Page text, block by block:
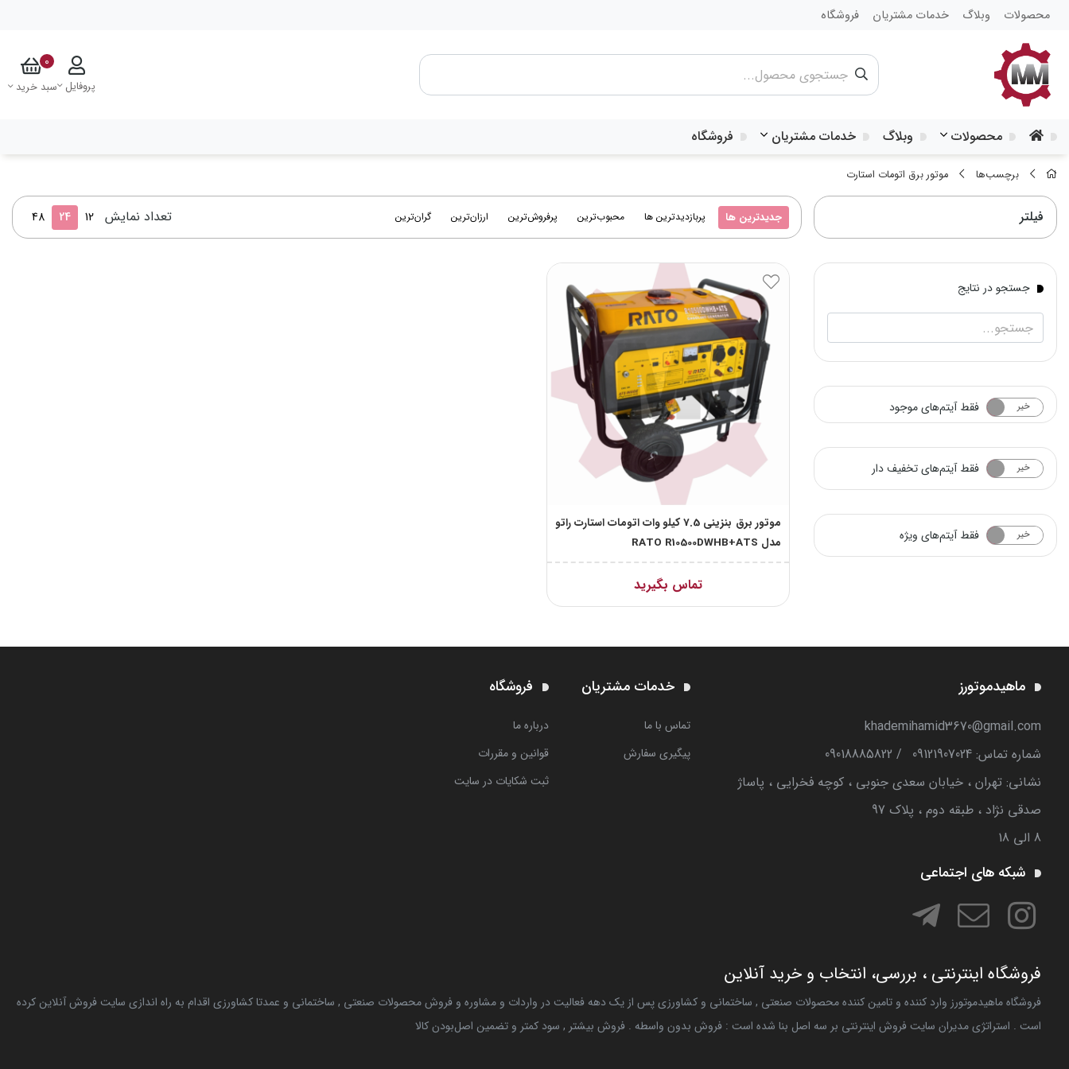
محصولات وبلاگ خدمات مشتریان فروشگاه
پروفایل سبد خرید
0
محصولات وبلاگ خدمات مشتریان فروشگاه
برچسب‌ها موتور برق اتومات استارت
فیلتر
جستجو در نتایج
بله خیر فقط آیتم‌های موجود
بله خیر فقط آیتم‌های تخفیف دار
بله خیر فقط آیتم‌های ویژه
جدیدترین ها پربازدیدترین ها محبوب‌‌ترین پرفروش‌ترین ارزان‌ترین گران‌ترین تعداد نمایش 12
24
48
موتور برق بنزینی 7.5 کیلو وات اتومات استارت راتو
مدل RATO R10500DWHB+ATS
تماس بگیرید
ماهیدموتورز
khademihamid3670@gmail.com
شماره تماس‌: 09121907024
/
09018885822
نشانی: تهران ، خیابان سعدی جنوبی ، کوچه فخرایی ، پاساژ
صدقی نژاد ، طبقه دوم ، پلاک 97
8 الی 18
شبکه های اجتماعی
خدمات مشتریان
تماس با ما
پیگیری سفارش
فروشگاه
درباره ما
قوانین و مقررات
ثبت شکایات در سایت
فروشگاه اینترنتی ، بررسی، انتخاب و خرید آنلاین
فروشگاه ماهیدموتورز وارد کننده و تامین کننده محصولات صنعتی , ساختمانی و کشاورزی پس از یک دهه فعالیت در واردات و مشاوره و فروش محصولات صنعتی , ساختمانی و عمدتا کشاورزی اقدام به راه اندازی سایت فروش آنلاین کرده
است . استراتژی مدیران سایت فروش اینترنتی بر سه اصل بنا شده است : فروش بدون واسطه . فروش بیشتر , سود کمتر و تضمین اصل‌بودن کالا